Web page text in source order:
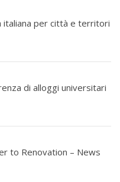
italiana per città e territori
di alloggi universitari
to Renovation – News